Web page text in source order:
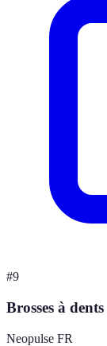
#9
Brosses à
Neopulse FR